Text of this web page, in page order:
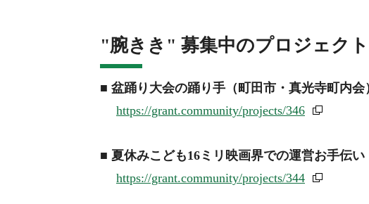
"腕きき" 募集中のプロジェクト
■ 盆踊り大会の踊り手（町田市 ・ 真光寺町内会
https://grant.community/projects/346
■ 夏休みこども16ミリ映画界での運営お手伝い
https://grant.community/projects/344